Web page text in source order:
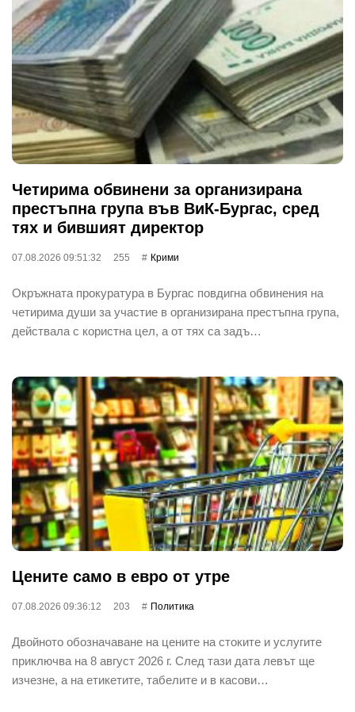
Четирима обвинени за организирана
престъпна група във ВиК-Бургас, сред
тях и бившият директор
07.08.2026 09:51:32 255 Крими
Окръжната прокуратура в Бургас повдигна обвинения на
четирима души за участие в организирана престъпна група,
действала с користна цел, а от тях са задъ…
Цените само в евро от утре
07.08.2026 09:36:12 203 Политика
Двойното обозначаване на цените на стоките и услугите
приключва на 8 август 2026 г. След тази дата левът ще
изчезне, а на етикетите, табелите и в касови…